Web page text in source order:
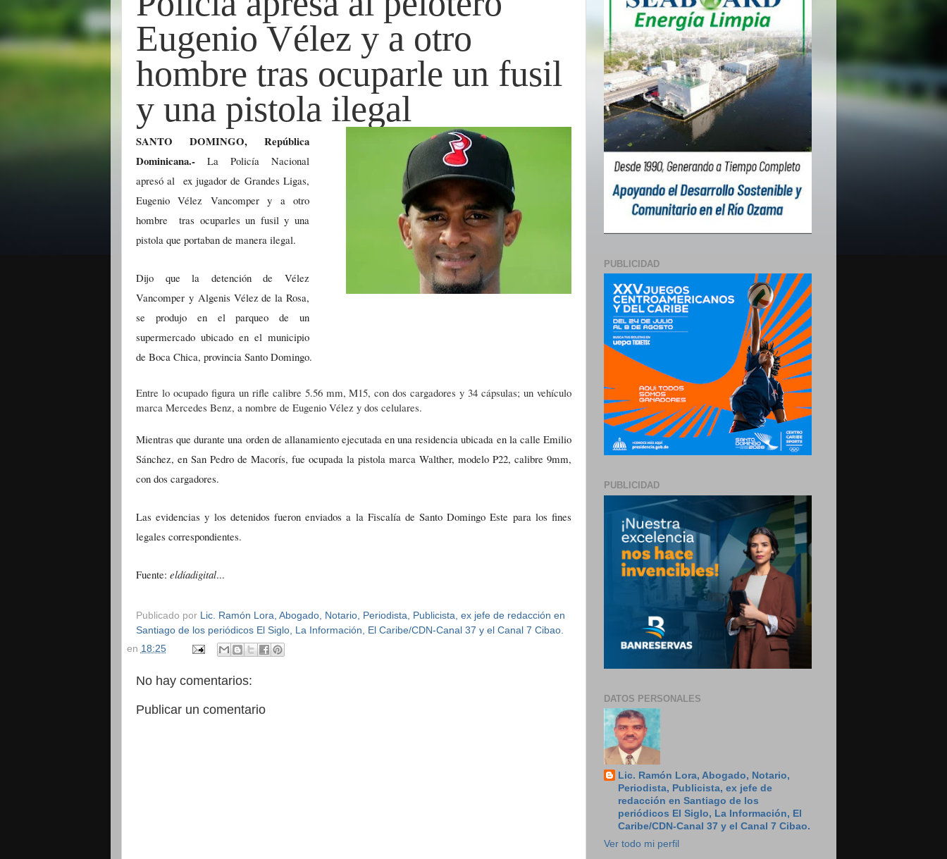
Eugenio Vélez y a otro
hombre tras ocuparle un fusil
y una pistola ilegal
SANTO DOMINGO, República
Dominicana.- La Policía Nacional
apresó al ex jugador de Grandes Ligas,
Eugenio Vélez Vancomper y a otro
hombre tras ocuparles un fusil y una
pistola que portaban de manera ilegal.
Dijo que la detención de Vélez
Vancomper y Algenis Vélez de la Rosa,
se produjo en el parqueo de un
supermercado ubicado en el municipio
de Boca Chica, provincia Santo Domingo.
Entre lo ocupado figura un rifle calibre 5.56 mm, M15, con dos cargadores y 34 cápsulas; un vehículo
marca Mercedes Benz, a nombre de Eugenio Vélez y dos celulares.
Mientras que durante una orden de allanamiento ejecutada en una residencia ubicada en la calle Emilio
Sánchez, en San Pedro de Macorís, fue ocupada la pistola marca Walther, modelo P22, calibre 9mm,
con dos cargadores.
Las evidencias y los detenidos fueron enviados a la Fiscalía de Santo Domingo Este para los fines
legales correspondientes.
Fuente: eldíadigital...
Publicado por
Lic. Ramón Lora, Abogado, Notario, Periodista, Publicista, ex jefe de redacción en
Santiago de los periódicos El Siglo, La Información, El Caribe/CDN-Canal 37 y el Canal 7 Cibao.
en 18:25
No hay comentarios:
Publicar un comentario
PUBLICIDAD
PUBLICIDAD
DATOS PERSONALES
Lic. Ramón Lora, Abogado, Notario,
Periodista, Publicista, ex jefe de
redacción en Santiago de los
periódicos El Siglo, La Información, El
Caribe/CDN-Canal 37 y el Canal 7 Cibao.
Ver todo mi perfil